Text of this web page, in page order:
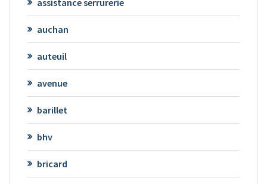
assistance serrurerie
auchan
auteuil
avenue
barillet
bhv
bricard